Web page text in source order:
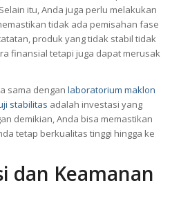
itu, Anda juga perlu melakukan
tidak ada pemisahan fase
produk yang tidak stabil tidak
finansial tetapi juga dapat merusak
sama dengan laboratorium maklon
stabilitas adalah investasi yang
demikian, Anda bisa memastikan
tetap berkualitas tinggi hingga ke
dan Keamanan